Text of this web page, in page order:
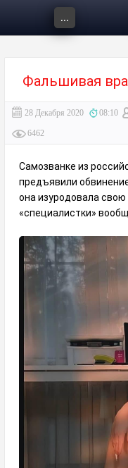
...
Фальшивая
28 Декабря 2020 08:10
6462
Самозванке из
предъявили
она изуродовала свою
«специалистки»